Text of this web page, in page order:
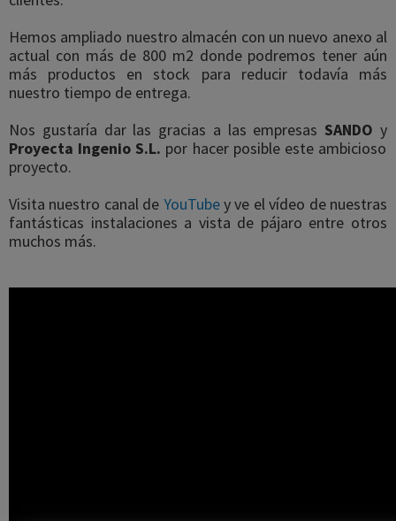
Hemos ampliado nuestro almacén con un nuevo anexo al
actual con más de 800 m2 donde podremos tener aún
más productos en stock para reducir todavía más
nuestro tiempo de entrega.
Nos gustaría dar las gracias a las empresas SANDOy
Proyecta Ingenio S.L. por hacer posible este ambicioso
proyecto.
Visita nuestro canal de YouTubey ve el vídeo de nuestras
fantásticas instalaciones a vista de pájaro entre otros
muchos más.